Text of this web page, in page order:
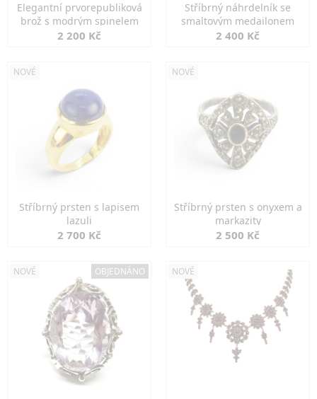
Elegantní prvorepubliková
brož s modrým spinelem
2 200 Kč
Stříbrný náhrdelník se
smaltovým medailonem
2 400 Kč
NOVÉ
Stříbrný prsten s lapisem
lazuli
2 700 Kč
NOVÉ
Stříbrný prsten s onyxem a
markazity
2 500 Kč
NOVÉ OBJEDNÁNO NOVÉ